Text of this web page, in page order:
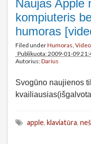
Naujas Apple
kompiuteris
humoras
Filed underHumoras Video
Publikuota: 2009-01-09
Autorius:Darius
Svogūno naujienos
apple, klaviatūra,